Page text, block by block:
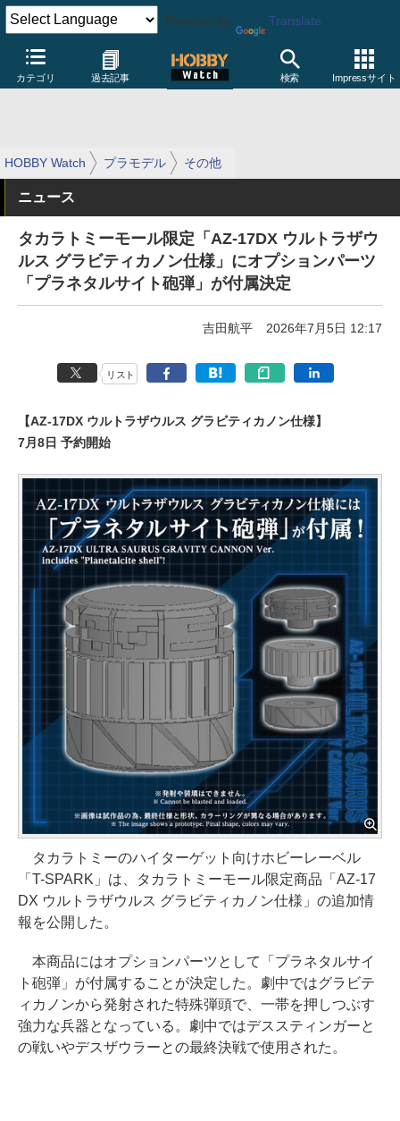
Powered by Translate
カテゴリ 過去記事 検索 Impressサイト
HOBBY Watch プラモデル その他
ニュース
タカラトミーモール限定「AZ-17DX ウルトラザウ
ルス グラビティカノン仕様」にオプションパーツ
「プラネタルサイト砲弾」が付属決定
吉田航平 2026年7月5日 12:17
リスト
【AZ-17DX ウルトラザウルス グラビティカノン仕様】
7月8日 予約開始
タカラトミーのハイターゲット向けホビーレーベル
「T-SPARK」は、タカラトミーモール限定商品「AZ-17
DX ウルトラザウルス グラビティカノン仕様」の追加情
報を公開した。
本商品にはオプションパーツとして「プラネタルサイ
ト砲弾」が付属することが決定した。劇中ではグラビテ
ィカノンから発射された特殊弾頭で、一帯を押しつぶす
強力な兵器となっている。劇中ではデススティンガーと
の戦いやデスザウラーとの最終決戦で使用された。